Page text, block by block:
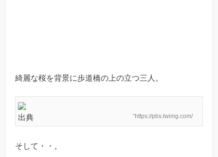
綺麗な桜を背景に歩道橋の上の立つ三人。
出典 “https://pbs.twimg.com/
そして・・。